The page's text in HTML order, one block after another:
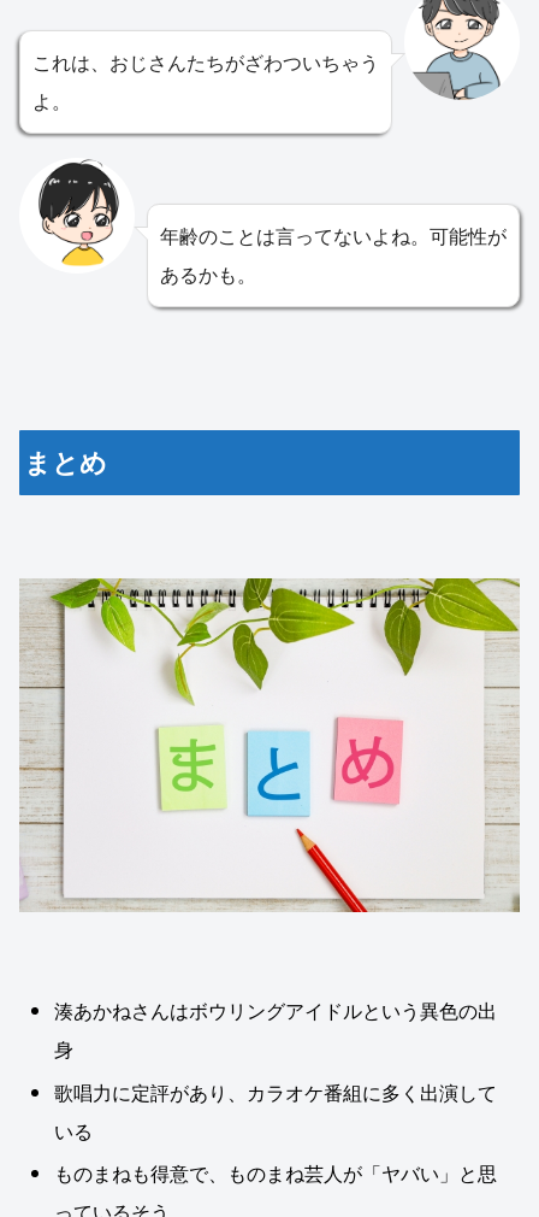
これは、おじさんたちがざわついちゃう
よ。
年齢のことは言ってないよね。可能性が
あるかも。
まとめ
湊あかねさんはボウリングアイドルという異色の出
身
歌唱力に定評があり、カラオケ番組に多く出演して
いる
ものまねも得意で、ものまね芸人が「ヤバい」と思
っているそう